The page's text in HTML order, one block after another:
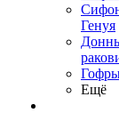
Генуя
Ещё